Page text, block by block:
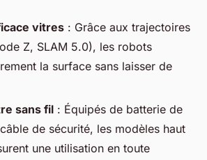
vitres : Grâce aux trajectoires
Z, SLAM 5.0), les robots
la surface sans laisser de
sans fil : Équipés de batterie de
de sécurité, les modèles haut
une utilisation en toute